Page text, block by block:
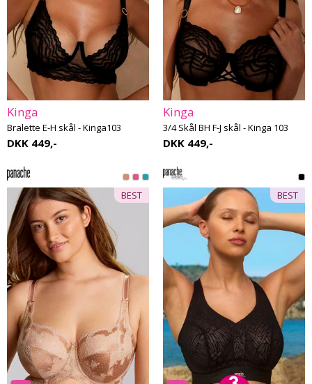
Kinga
Bralette E-H skål - Kinga103
DKK 449,-
Kinga
3/4 Skål BH F-J skål - Kinga 103
DKK 449,-
BEST BEST